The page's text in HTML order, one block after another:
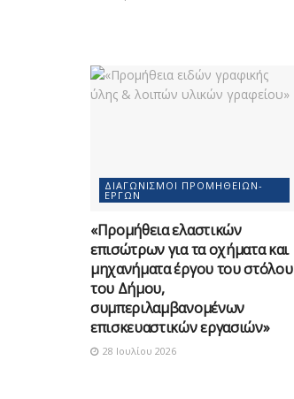
ΔΙΑΓΩΝΙΣΜΟΊ ΠΡΟΜΗΘΕΙΏΝ-
ΈΡΓΩΝ
«Προμήθεια ελαστικών
επισώτρων για τα οχήματα και
μηχανήματα έργου του στόλου
του Δήμου,
συμπεριλαμβανομένων
επισκευαστικών εργασιών»
28 Ιουλίου 2026